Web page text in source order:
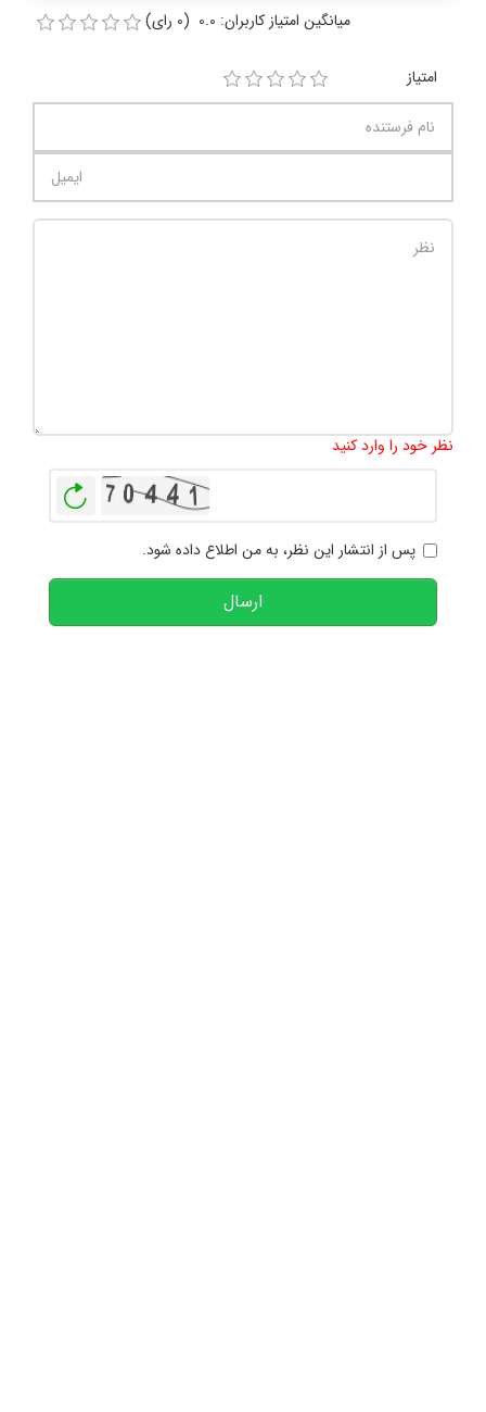
میانگین امتیاز کاربران: 0.0 (0 رای)
امتیاز
نظر خود را وارد کنید
پس از انتشار این نظر، به من اطلاع داده شود.
ارسال